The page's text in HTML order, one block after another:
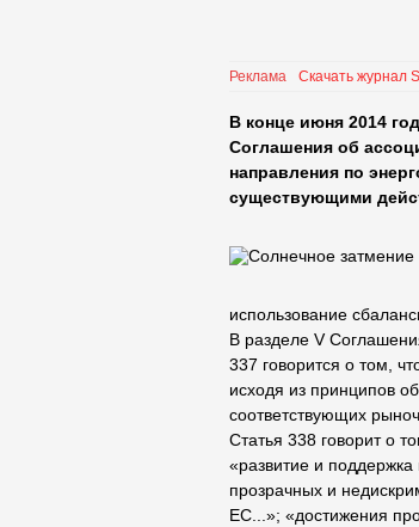
Реклама Скачать журнал
В конце июня 2014
Соглашения об
направления по
существующими
использование
В разделе V
337 говорится о том,
исходя из принципов
соответствующих
Статья 338 говорит о
«развитие и поддержка
прозрачных и
ЕС...»; «достижения